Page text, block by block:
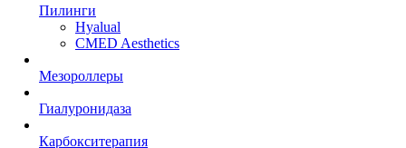
Пилинги
Hyalual
CMED Aesthetics
Мезороллеры
Гиалуронидаза
Карбокситерапия